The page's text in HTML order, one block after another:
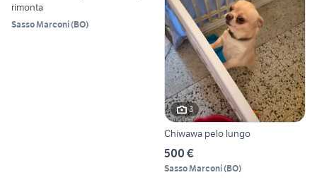
rimonta
Sasso Marconi(BO)
3
Chiwawa pelo lungo
500 €
Sasso Marconi(BO)